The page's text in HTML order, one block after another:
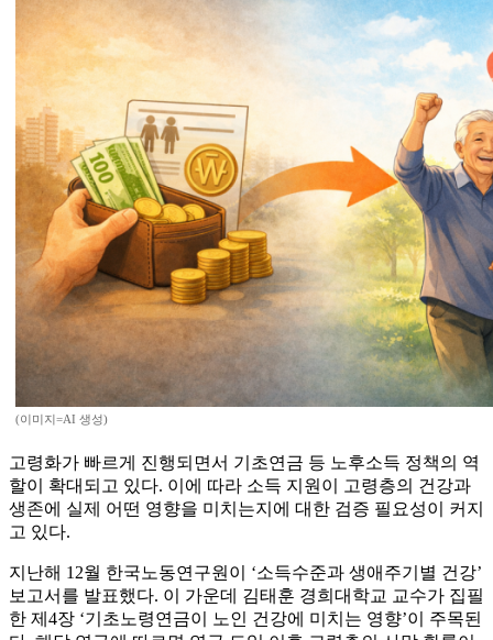
(이미지=AI 생성)
고령화가 빠르게 진행되면서 기초연금 등 노후소득 정책의 역
할이 확대되고 있다. 이에 따라 소득 지원이 고령층의 건강과
생존에 실제 어떤 영향을 미치는지에 대한 검증 필요성이 커지
고 있다.
지난해 12월 한국노동연구원이 ‘소득수준과 생애주기별 건강’
보고서를 발표했다. 이 가운데 김태훈 경희대학교 교수가 집필
한 제4장 ‘기초노령연금이 노인 건강에 미치는 영향’이 주목된